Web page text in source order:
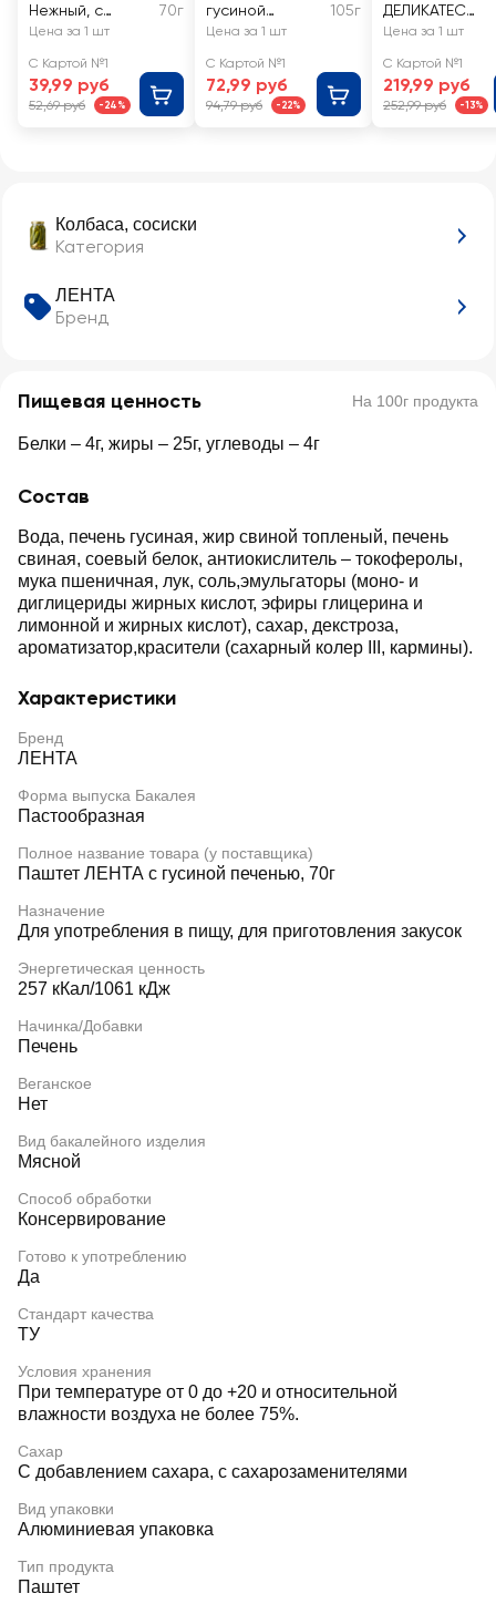
Колбаса, сосиски
Категория
ЛЕНТА
Бренд
Пищевая ценность На 100г продукта
Белки – 4г, жиры – 25г, углеводы – 4г
Состав
Вода, печень гусиная, жир свиной топленый, печень
свиная, соевый белок, антиокислитель – токоферолы,
мука пшеничная, лук, соль,эмульгаторы (моно- и
диглицериды жирных кислот, эфиры глицерина и
лимонной и жирных кислот), сахар, декстроза,
ароматизатор,красители (сахарный колер III, кармины).
Характеристики
Бренд
ЛЕНТА
Форма выпуска Бакалея
Пастообразная
Полное название товара (у поставщика)
Паштет ЛЕНТА с гусиной печенью, 70г
Назначение
Для употребления в пищу, для приготовления закусок
Энергетическая ценность
257 кКал/1061 кДж
Начинка/Добавки
Печень
Веганское
Нет
Вид бакалейного изделия
Мясной
Способ обработки
Консервирование
Готово к употреблению
Да
Стандарт качества
ТУ
Условия хранения
При температуре от 0 до +20 и относительной
влажности воздуха не более 75%.
Сахар
С добавлением сахара, с сахарозаменителями
Вид упаковки
Алюминиевая упаковка
Тип продукта
Паштет
Нежный, с
индюшиным
70г
Цена за 1 шт
С Картой №1
39,99 руб
52,69 руб -24%
гусиной
печенью
105г
Цена за 1 шт
С Картой №1
72,99 руб
94,79 руб -22%
ДЕЛИКАТЕС
ДИЧЬ Фуагра
печени
Цена за 1 шт
С Картой №1
219,99 руб
252,99 руб -13%